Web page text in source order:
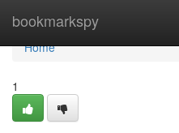
bookmarkspy
Home
Home
1